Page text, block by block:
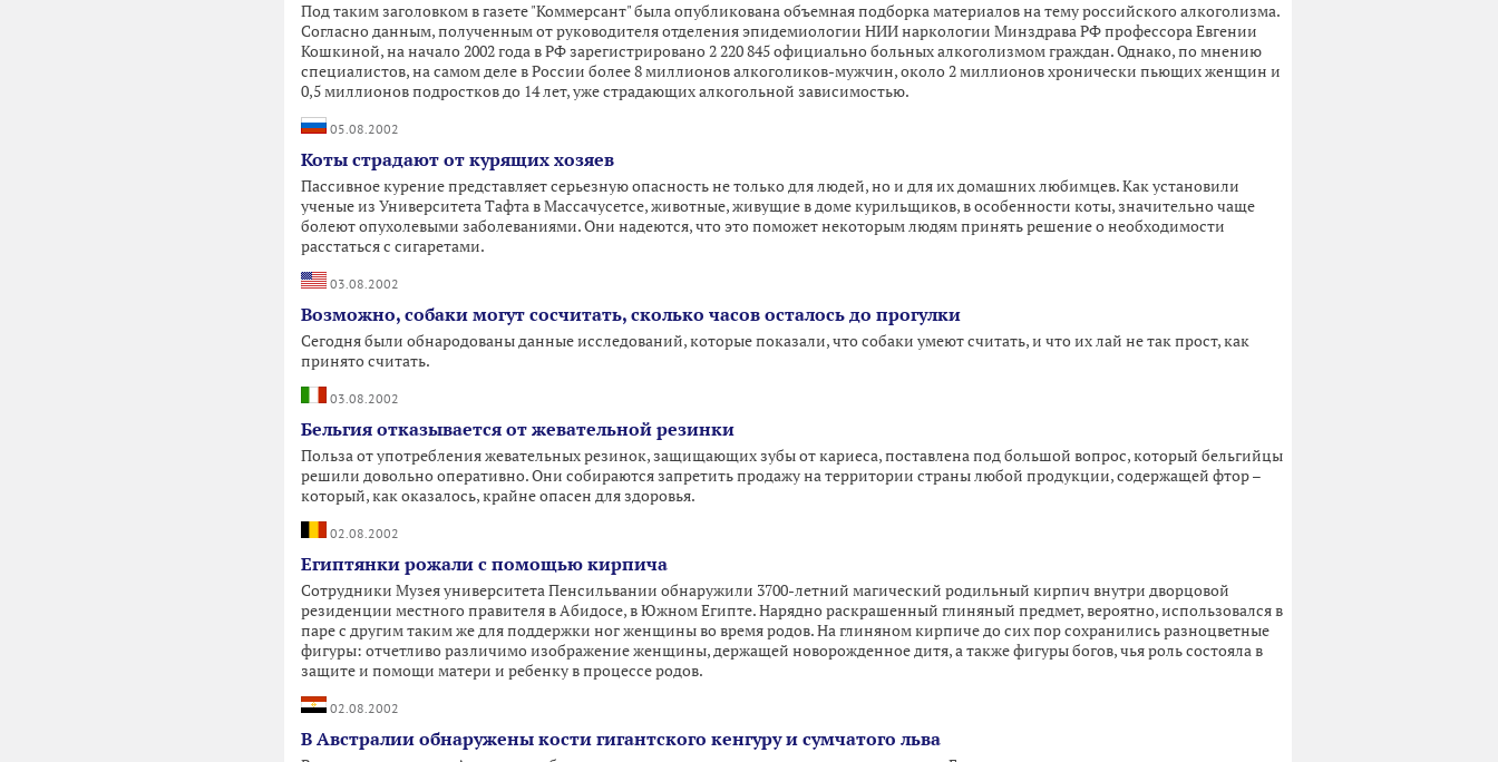
Под таким заголовком в газете "Коммерсант" была опубликована объемная подборка материалов на тему российского алкоголизма.
Согласно данным, полученным от руководителя отделения эпидемиологии НИИ наркологии Минздрава РФ профессора Евгении
Кошкиной, на начало 2002 года в РФ зарегистрировано 2 220 845 официально больных алкоголизмом граждан. Однако, по мнению
специалистов, на самом деле в России более 8 миллионов алкоголиков-мужчин, около 2 миллионов хронически пьющих женщин и
0,5 миллионов подростков до 14 лет, уже страдающих алкогольной зависимостью.
05.08.2002
Коты страдают от курящих хозяев
Пассивное курение представляет серьезную опасность не только для людей, но и для их домашних любимцев. Как установили
ученые из Университета Тафта в Массачусетсе, животные, живущие в доме курильщиков, в особенности коты, значительно чаще
болеют опухолевыми заболеваниями. Они надеются, что это поможет некоторым людям принять решение о необходимости
расстаться с сигаретами.
03.08.2002
Возможно, собаки могут сосчитать, сколько часов осталось до прогулки
Сегодня были обнародованы данные исследований, которые показали, что собаки умеют считать, и что их лай не так прост, как
принято считать.
03.08.2002
Бельгия отказывается от жевательной резинки
Польза от употребления жевательных резинок, защищающих зубы от кариеса, поставлена под большой вопрос, который бельгийцы
решили довольно оперативно. Они собираются запретить продажу на территории страны любой продукции, содержащей фтор –
который, как оказалось, крайне опасен для здоровья.
02.08.2002
Египтянки рожали с помощью кирпича
Сотрудники Музея университета Пенсильвании обнаружили 3700-летний магический родильный кирпич внутри дворцовой
резиденции местного правителя в Абидосе, в Южном Египте. Нарядно раскрашенный глиняный предмет, вероятно, использовался в
паре с другим таким же для поддержки ног женщины во время родов. На глиняном кирпиче до сих пор сохранились разноцветные
фигуры: отчетливо различимо изображение женщины, держащей новорожденное дитя, а также фигуры богов, чья роль состояла в
защите и помощи матери и ребенку в процессе родов.
02.08.2002
В Австралии обнаружены кости гигантского кенгуру и сумчатого льва